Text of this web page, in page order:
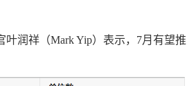
叶润祥（Mark Yip）表示，7月有望推